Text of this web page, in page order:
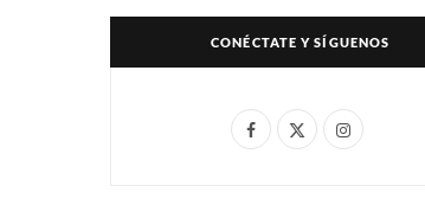
CONÉCTATE Y SÍGUENOS
F
X
I